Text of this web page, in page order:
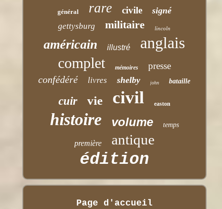
général rare civile signé
gettysburg militaire lincoln
américain illustré anglais
complet mémoires presse
confédéré livres shelby john bataille
cuir vie civil easton
histoire volume temps
première antique
édition
Page d'accueil